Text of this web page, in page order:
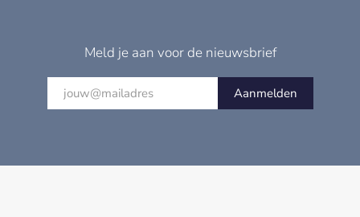
Meld je aan voor de nieuwsbrief
Aanmelden